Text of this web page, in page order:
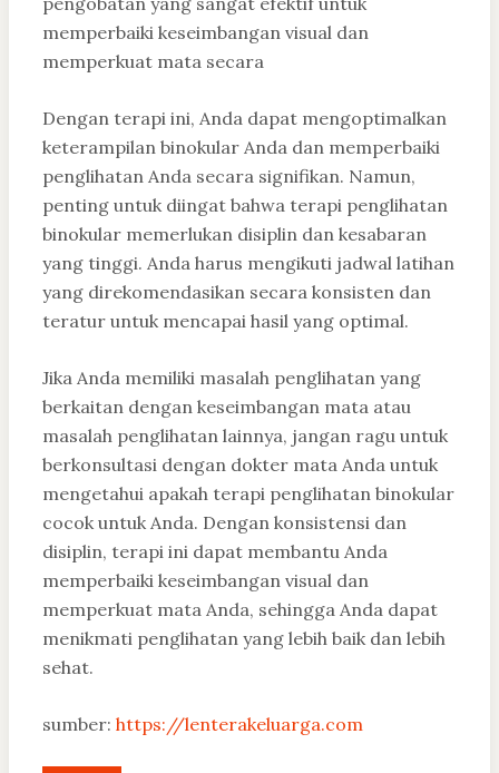
memperbaiki keseimbangan visual dan
memperkuat mata secara
Dengan terapi ini, Anda dapat mengoptimalkan
keterampilan binokular Anda dan memperbaiki
penglihatan Anda secara signifikan. Namun,
penting untuk diingat bahwa terapi penglihatan
binokular memerlukan disiplin dan kesabaran
yang tinggi. Anda harus mengikuti jadwal latihan
yang direkomendasikan secara konsisten dan
teratur untuk mencapai hasil yang optimal.
Jika Anda memiliki masalah penglihatan yang
berkaitan dengan keseimbangan mata atau
masalah penglihatan lainnya, jangan ragu untuk
berkonsultasi dengan dokter mata Anda untuk
mengetahui apakah terapi penglihatan binokular
cocok untuk Anda. Dengan konsistensi dan
disiplin, terapi ini dapat membantu Anda
memperbaiki keseimbangan visual dan
memperkuat mata Anda, sehingga Anda dapat
menikmati penglihatan yang lebih baik dan lebih
sehat.
sumber: https://lenterakeluarga.com